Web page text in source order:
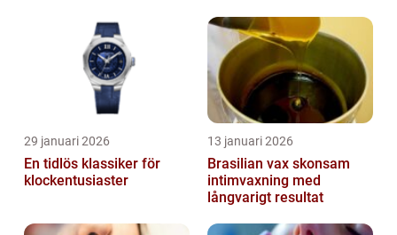
29 januari 2026
En tidlös klassiker för
klockentusiaster
13 januari 2026
Brasilian vax skonsam
intimvaxning med
långvarigt resultat